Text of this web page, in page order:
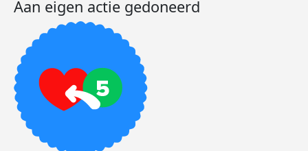
Aan eigen actie gedoneerd